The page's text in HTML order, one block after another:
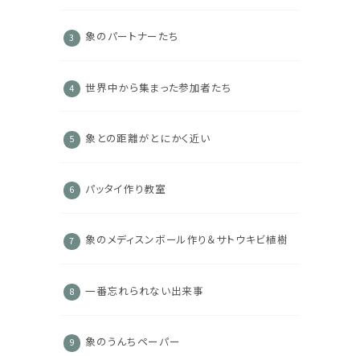
象のパートナーたち
世界中から集まった参加者たち
象との距離がとにかく近い
パッタイ作り教室
象のメディスンボール作り＆サトウキビ植樹
一番忘れられない出来事
象のうんちペーパー